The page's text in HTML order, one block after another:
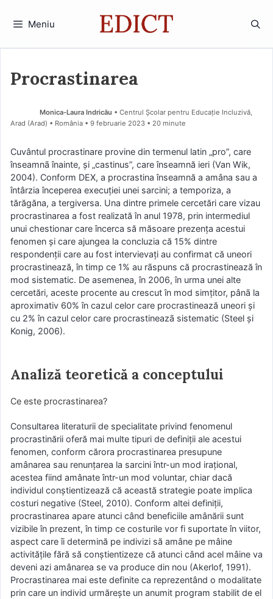
Meniu
Procrastinarea
Monica-Laura Indricău • Centrul Școlar pentru Educație Incluzivă,
Arad (Arad) • România
9 februarie 2023 • 20 minute
Cuvântul procrastinare provine din termenul latin „pro”, care
înseamnã înainte, și „castinus”, care înseamnă ieri (Van Wik,
2004). Conform DEX, a procrastina înseamnă a amâna sau a
întârzia începerea execuției unei sarcini; a temporiza, a
tărăgăna, a tergiversa. Una dintre primele cercetări care vizau
procrastinarea a fost realizată în anul 1978, prin intermediul
unui chestionar care încerca să măsoare prezența acestui
fenomen și care ajungea la concluzia că 15% dintre
respondenții care au fost intervievați au confirmat că uneori
procrastinează, în timp ce 1% au rãspuns că procrastinează în
mod sistematic. De asemenea, în 2006, în urma unei alte
cercetări, aceste procente au crescut în mod simțitor, pânã la
aproximativ 60% în cazul celor care procrastinează uneori și
cu 2% în cazul celor care procrastineazã sistematic (Steel și
Konig, 2006).
Analiză teoretică a conceptului
Ce este procrastinarea?
Consultarea literaturii de specialitate privind fenomenul
procrastinării oferă mai multe tipuri de definiții ale acestui
fenomen, conform cărora procrastinarea presupune
amânarea sau renunțarea la sarcini într-un mod irațional,
acestea fiind amânate într-un mod voluntar, chiar dacă
individul conștientizează că această strategie poate implica
costuri negative (Steel, 2010). Conform altei definiții,
procrastinarea apare atunci când beneficiile amânării sunt
vizibile în prezent, în timp ce costurile vor fi suportate în viitor,
aspect care îi determină pe indivizi să amâne pe mâine
activitățile fără să conștientizeze că atunci când acel mâine va
deveni azi amânarea se va produce din nou (Akerlof, 1991).
Procrastinarea mai este definite ca reprezentând o modalitate
prin care un individ urmărește un anumit program stabilit de el